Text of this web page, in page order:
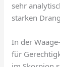
sehr
starken
In der
für